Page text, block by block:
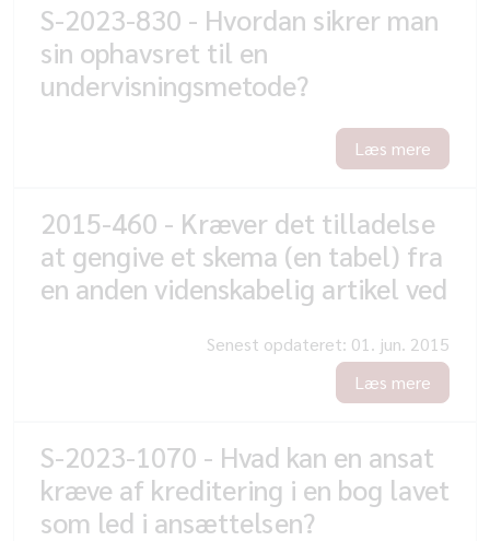
S-2023-830 - Hvordan sikrer man
sin ophavsret til en
undervisningsmetode?
Læs mere
2015-460 - Kræver det tilladelse
at gengive et skema (en tabel) fra
en anden videnskabelig artikel ved
Senest opdateret: 01. jun. 2015
Læs mere
S-2023-1070 - Hvad kan en ansat
kræve af kreditering i en bog lavet
som led i ansættelsen?